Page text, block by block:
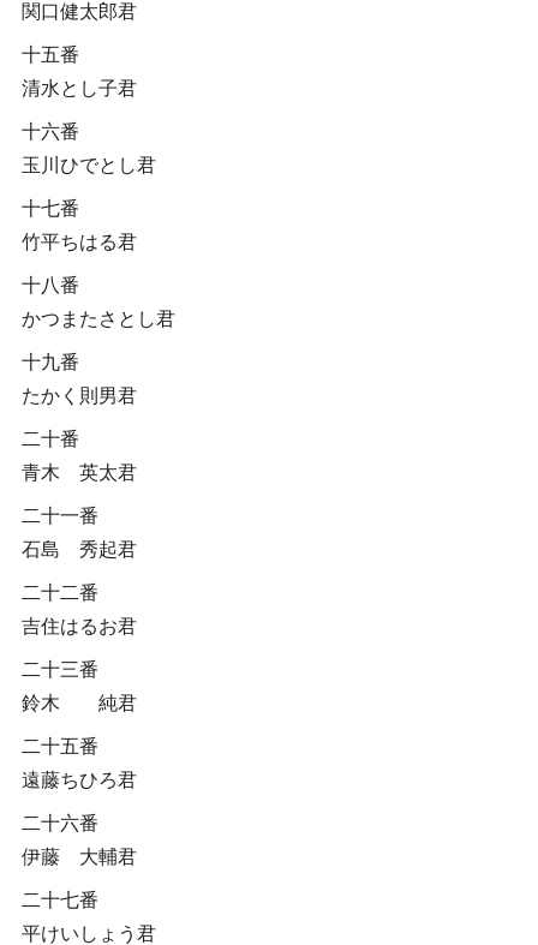
関口健太郎君
十五番
清水とし子君
十六番
玉川ひでとし君
十七番
竹平ちはる君
十八番
かつまたさとし君
十九番
たかく則男君
二十番
青木 英太君
二十一番
石島 秀起君
二十二番
吉住はるお君
二十三番
鈴木 純君
二十五番
遠藤ちひろ君
二十六番
伊藤 大輔君
二十七番
平けいしょう君